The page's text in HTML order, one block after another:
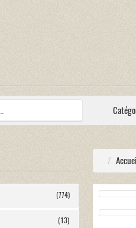
(774)
(13)